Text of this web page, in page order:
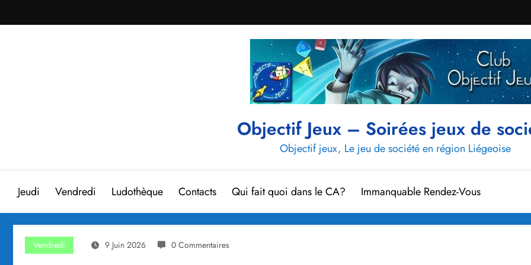
au
Objectif Jeux – Soirées jeux de
Objectif jeux, Le jeu de société en région Liégeoise
Jeudi Vendredi Ludothèque Contacts Qui fait quoi dans le CA? Immanquable Rendez-Vous
Vendredi 9 Juin 2026 0 Commentaires